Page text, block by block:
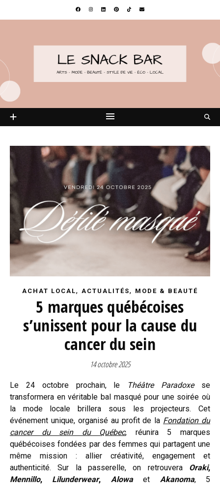
ACHAT LOCAL, ACTUALITÉS, MODE & BEAUTÉ
5 marques québécoises
s’unissent pour la cause du
cancer du sein
14 octobre 2025
Le 24 octobre prochain, le Théâtre Paradoxese
transformera en véritable bal masqué pour une soirée où
la mode locale brillera sous les projecteurs. Cet
événement unique, organisé au profit de la Fondation du
cancer du sein du Québec, réunira 5 marques
québécoises fondées par des femmes qui partagent une
même mission : allier créativité, engagement et
authenticité. Sur la passerelle, on retrouvera Oraki,
Mennillo, Lilunderwear, Alowa et Akanoma, 5